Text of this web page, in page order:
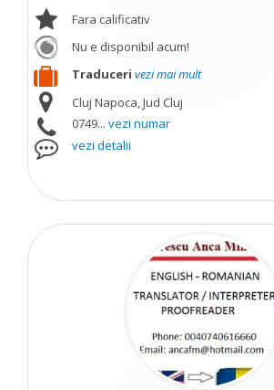
Fara calificativ
Nu e disponibil acum!
Traduceri vezi mai mult
Cluj Napoca, Jud Cluj
0749... vezi numar
vezi detalii